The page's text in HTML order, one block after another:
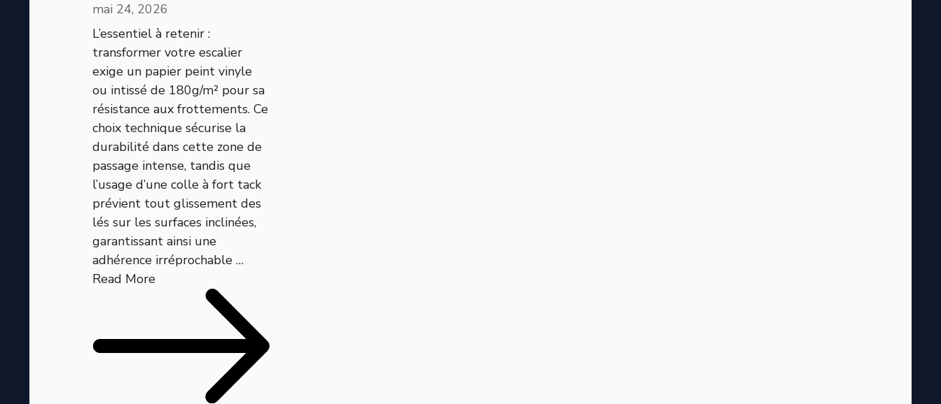
mai 24, 2026
L’essentiel à retenir :
transformer votre escalier
exige un papier peint vinyle
ou intissé de 180g/m² pour sa
résistance aux frottements. Ce
choix technique sécurise la
durabilité dans cette zone de
passage intense, tandis que
l’usage d’une colle à fort tack
prévient tout glissement des
lés sur les surfaces inclinées,
garantissant ainsi une
adhérence irréprochable …
Read More